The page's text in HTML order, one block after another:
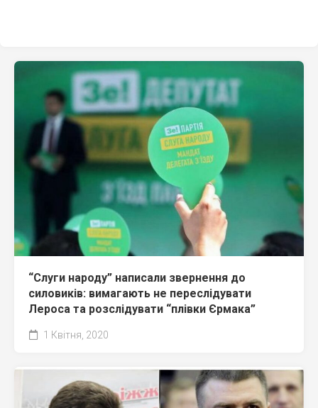
“Слуги народу” написали звернення до
силовиків: вимагають не переслідувати
Лероса та розслідувати “плівки Єрмака”
1 Квітня, 2020